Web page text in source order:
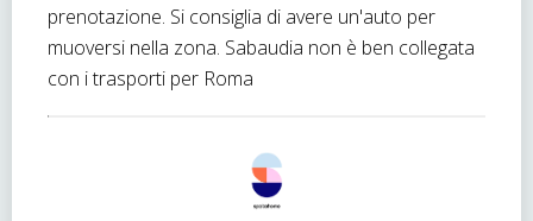
prenotazione. Si consiglia di avere un'auto per
muoversi nella zona. Sabaudia non è ben collegata
con i trasporti per Roma